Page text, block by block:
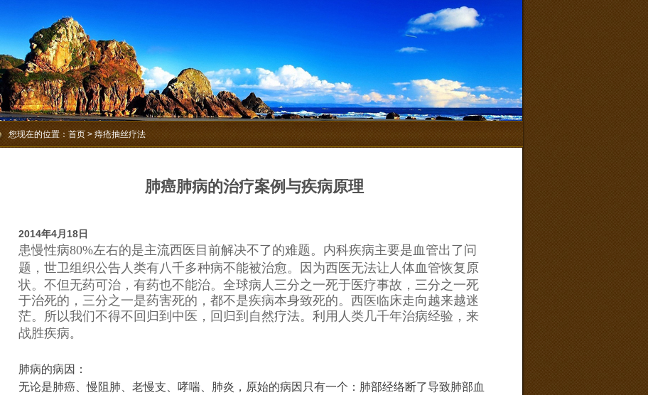
您现在的位置：首页> 痔疮抽丝疗法
肺癌肺病的治疗案例与疾病原理
2014年4月18日
患慢性病80%左右的是主流西医目前解决不了的难题。 内科疾病主要是血管出了问
题， 世卫组织公告人类有八千多种病不能被治愈。因为西医无法让人体血管恢复原
状。不但无药可治，有药也不能治。全球病人三分之一死于医疗事故，三分之一死
于治死的，三分之一是药害死的，都不是疾病本身致死的。西医临床走向越来越迷
茫。所以我们不得不回归到中医，回归到自然疗法。利用人类几千年治病经验，来
战胜疾病。
肺病的病因：
无论是肺癌、慢阻肺、老慢支、哮喘、肺炎，原始的病因只有一个：肺部经络断了导致肺部血